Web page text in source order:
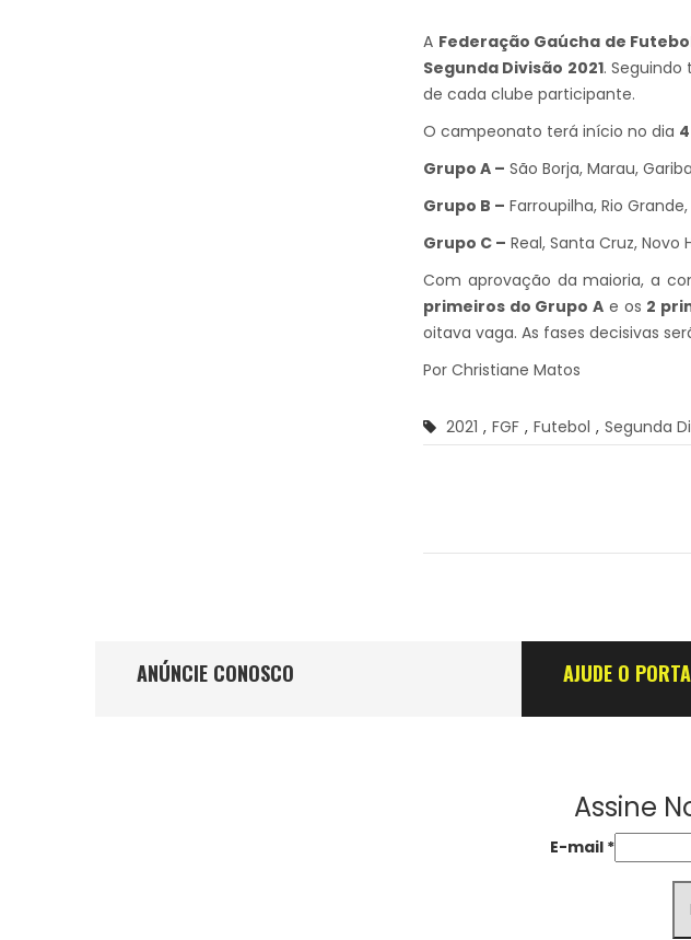
A Federação Gaúcha de
Segunda Divisão 2021.
de cada clube participante.
O campeonato terá início no dia
Grupo A – São Borja, Marau,
Grupo B – Farroupilha, Rio
Grupo C – Real, Santa Cruz,
Com aprovação da maioria, a
primeiros do Grupo A e os 2
oitava vaga. As fases decisivas
Por Christiane Matos
2021 , FGF , Futebol , Segunda
ANÚNCIE CONOSCO AJUDE O
Assine
E-mail *